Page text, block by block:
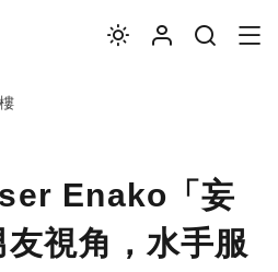
Enako「妄
視角，水手服